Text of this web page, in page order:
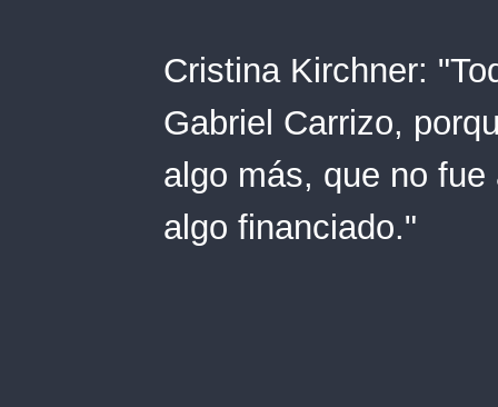
Cristina Kirchner:
Gabriel Carrizo,
algo más, que no
algo financiado."